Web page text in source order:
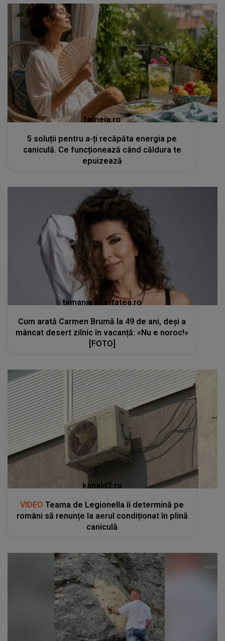
femeia.ro
5 soluții pentru a-ți recăpăta energia pe
caniculă. Ce funcționează când căldura te
epuizează
tvmania.libertatea.ro
Cum arată Carmen Brumă la 49 de ani, deși a
mâncat desert zilnic în vacanță: «Nu e noroc!»
[FOTO]
kanald2.ro
VIDEO Teama de Legionella îi determină pe
români să renunțe la aerul condiționat în plină
caniculă